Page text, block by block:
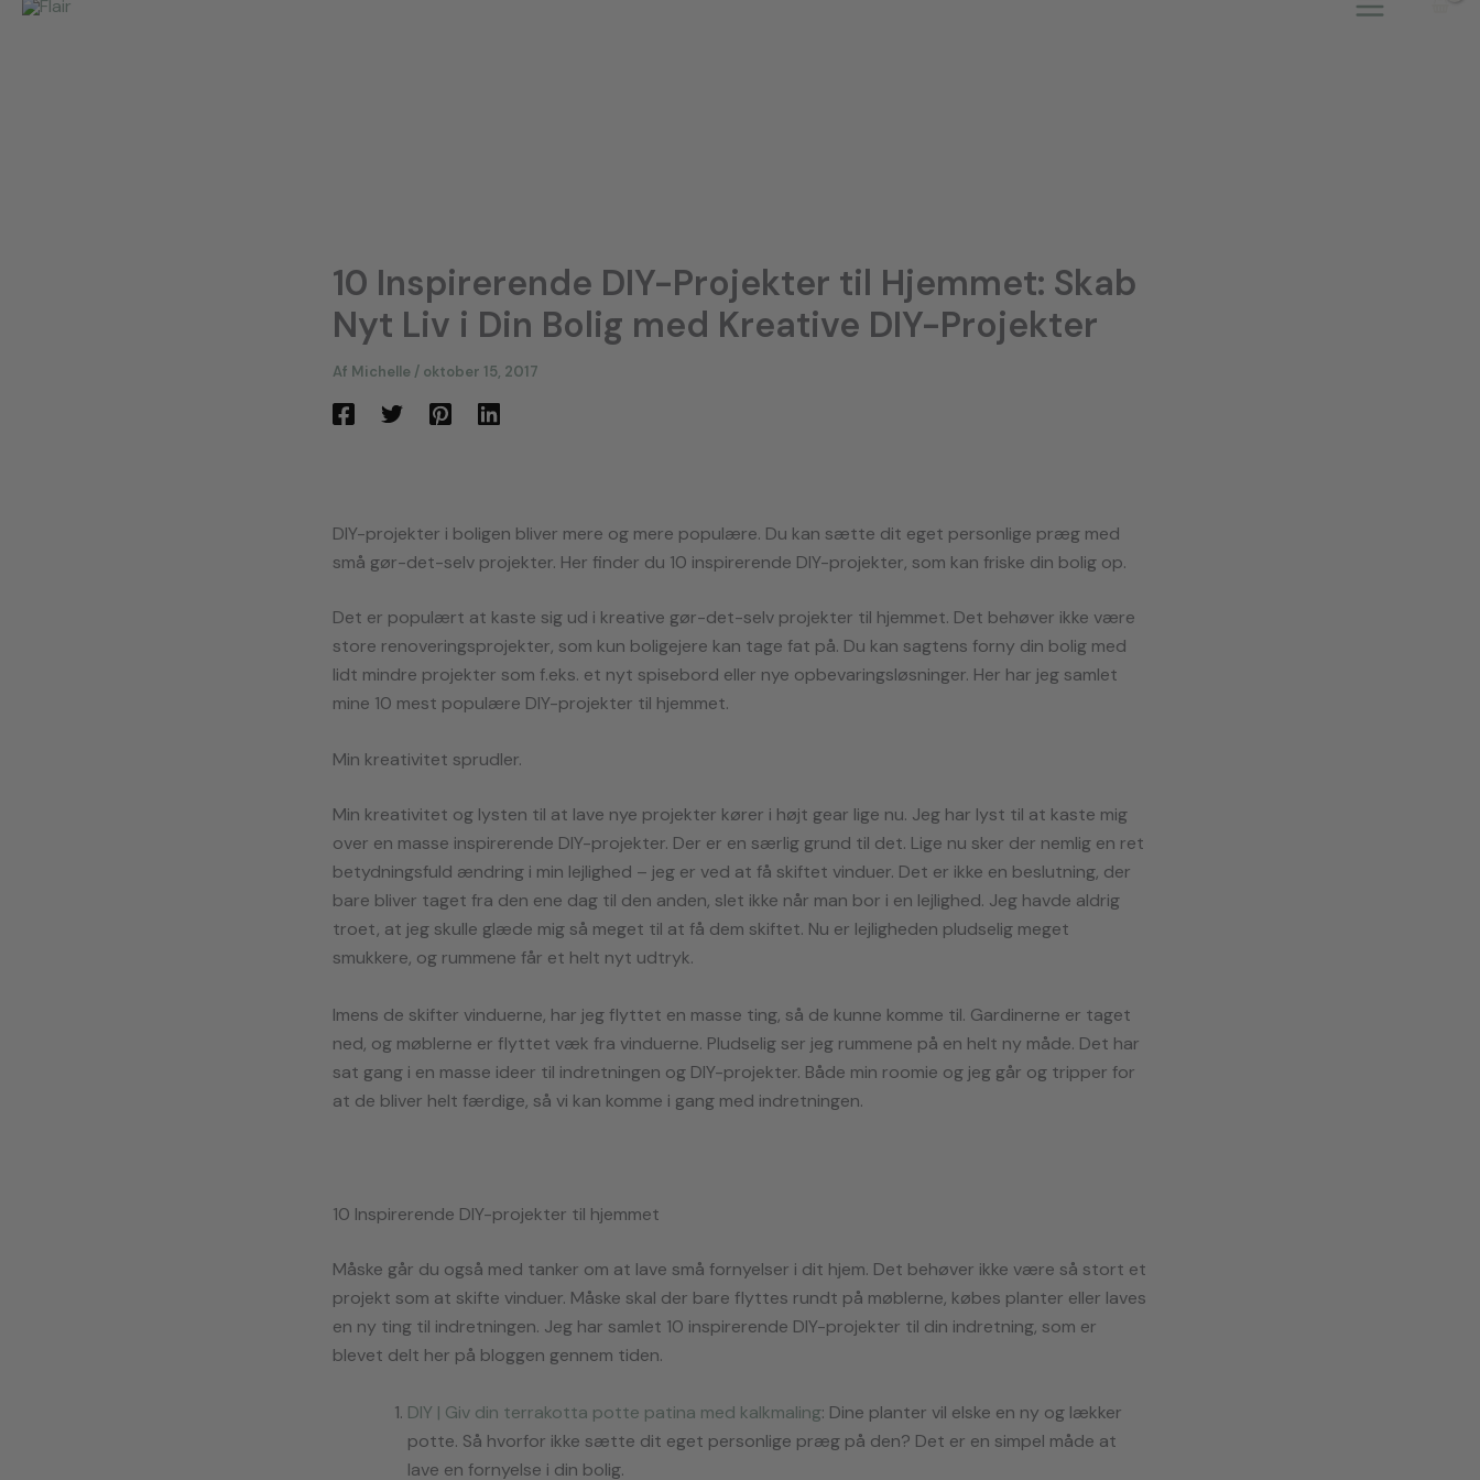
10 Inspirerende DIY-Projekter til Hjemmet: Skab
Nyt Liv i Din Bolig med Kreative DIY-Projekter
Af Michelle / oktober 15, 2017
DIY-projekter i boligen bliver mere og mere populære. Du kan sætte dit eget personlige præg med
små gør-det-selv projekter. Her finder du 10 inspirerende DIY-projekter, som kan friske din bolig op.
Det er populært at kaste sig ud i kreative gør-det-selv projekter til hjemmet. Det behøver ikke være
store renoveringsprojekter, som kun boligejere kan tage fat på. Du kan sagtens forny din bolig med
lidt mindre projekter som f.eks. et nyt spisebord eller nye opbevaringsløsninger. Her har jeg samlet
mine 10 mest populære DIY-projekter til hjemmet.
Min kreativitet sprudler.
Min kreativitet og lysten til at lave nye projekter kører i højt gear lige nu. Jeg har lyst til at kaste mig
over en masse inspirerende DIY-projekter. Der er en særlig grund til det. Lige nu sker der nemlig en ret
betydningsfuld ændring i min lejlighed – jeg er ved at få skiftet vinduer. Det er ikke en beslutning, der
bare bliver taget fra den ene dag til den anden, slet ikke når man bor i en lejlighed. Jeg havde aldrig
troet, at jeg skulle glæde mig så meget til at få dem skiftet. Nu er lejligheden pludselig meget
smukkere, og rummene får et helt nyt udtryk.
Imens de skifter vinduerne, har jeg flyttet en masse ting, så de kunne komme til. Gardinerne er taget
ned, og møblerne er flyttet væk fra vinduerne. Pludselig ser jeg rummene på en helt ny måde. Det har
sat gang i en masse ideer til indretningen og DIY-projekter. Både min roomie og jeg går og tripper for
at de bliver helt færdige, så vi kan komme i gang med indretningen.
10 Inspirerende DIY-projekter til hjemmet
Måske går du også med tanker om at lave små fornyelser i dit hjem. Det behøver ikke være så stort et
projekt som at skifte vinduer. Måske skal der bare flyttes rundt på møblerne, købes planter eller laves
en ny ting til indretningen. Jeg har samlet 10 inspirerende DIY-projekter til din indretning, som er
blevet delt her på bloggen gennem tiden.
DIY | Giv din terrakotta potte patina med kalkmaling: Dine planter vil elske en ny og lækker
potte. Så hvorfor ikke sætte dit eget personlige præg på den? Det er en simpel måde at
lave en fornyelse i din bolig.